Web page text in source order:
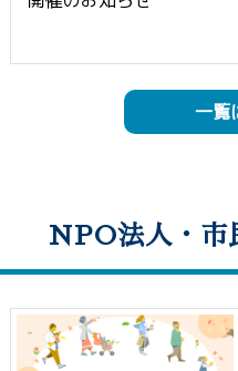
一覧
NPO法人・市